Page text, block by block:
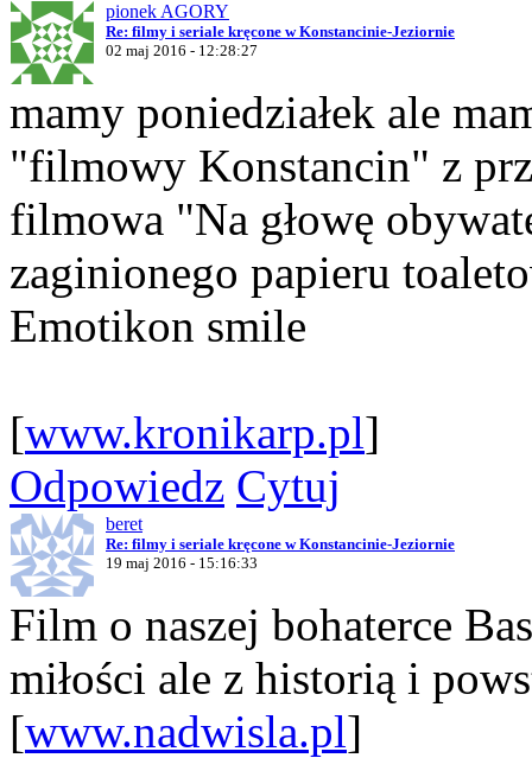
pionek AGORY
Re: filmy i seriale kręcone w Konstancinie-Jeziornie
02 maj 2016 - 12:28:27
mamy poniedziałek ale
"filmowy Konstancin" z
filmowa "Na głowę
zaginionego papieru
Emotikon smile
[www.kronikarp.pl]
Odpowiedz Cytuj
beret
Re: filmy i seriale kręcone w Konstancinie-Jeziornie
19 maj 2016 - 15:16:33
Film o naszej bohaterce
miłości ale z historią i
[www.nadwisla.pl]